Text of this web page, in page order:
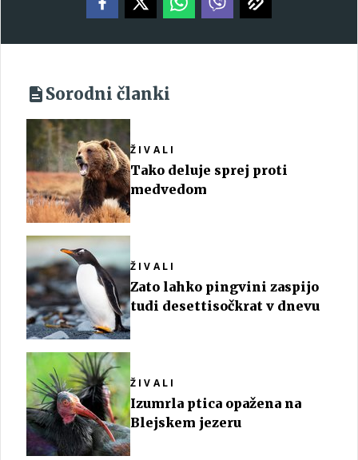
Sorodni članki
ŽIVALI
Tako deluje sprej proti
medvedom
ŽIVALI
Zato lahko pingvini zaspijo
tudi desettisočkrat v dnevu
ŽIVALI
Izumrla ptica opažena na
Blejskem jezeru